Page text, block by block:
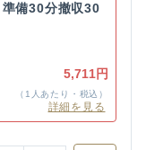
準備30分撤収30
5,711円
（1人あたり・税込）
詳細を見る